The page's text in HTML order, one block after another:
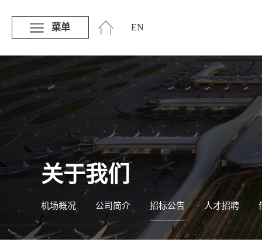
菜单 EN
关于我们
机场概况 公司简介 招标公告 人才招聘